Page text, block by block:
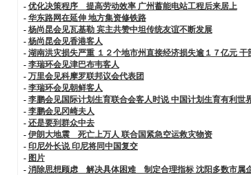
- 优化决策程序 提高劳动效率 广州蓄能电站工程后来居上
- 华东路网在延伸 地方集资修铁路
- 杨尚昆会见瓦基勒 宾主共赞中坦传统友谊不断发展
- 杨尚昆会见香港客人
- 湖南洪灾损失严重 １２个地市州直接经济损失逾１７亿元
- 李瑞环会见津巴布韦客人
- 万里会见科摩罗联邦议会代表团
- 李瑞环会见朝鲜客人
- 李鹏会见国际计划生育联合会客人时说 中国计划生育有利世
- 李鹏会见冈崎夫人
- 还是要到群众中去
- 伊朗大地震 死亡上万人 联合国紧急空运救灾物资
- 印尼外长说 印尼将同中国复交
- 图片
- 消除思想顾虑 解决具体困难 制定合理指标 沈阳多数市属